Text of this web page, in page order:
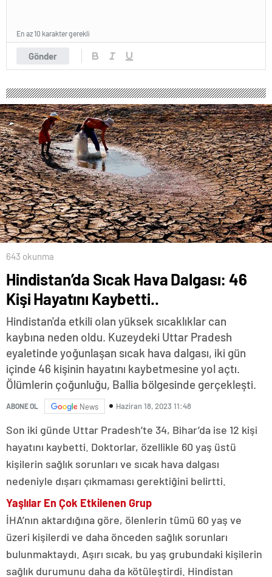
Gönder
En az 10 karakter gerekli
643 okunma
Hindistan’da Sıcak Hava Dalgası: 46
Kişi Hayatını Kaybetti..
Hindistan'da etkili olan yüksek sıcaklıklar can
kaybına neden oldu. Kuzeydeki Uttar Pradesh
eyaletinde yoğunlaşan sıcak hava dalgası, iki gün
içinde 46 kişinin hayatını kaybetmesine yol açtı.
Ölümlerin çoğunluğu, Ballia bölgesinde gerçekleşti.
ABONE OL News Haziran 18, 2023 11:48
Son iki günde Uttar Pradesh’te 34, Bihar’da ise 12 kişi
hayatını kaybetti. Doktorlar, özellikle 60 yaş üstü
kişilerin sağlık sorunları ve sıcak hava dalgası
nedeniyle dışarı çıkmaması gerektiğini belirtti.
Yaşlılar En Çok Etkilenen Grup
İHA’nın aktardığına göre, ölenlerin tümü 60 yaş ve
üzeri kişilerdi ve daha önceden sağlık sorunları
bulunmaktaydı. Aşırı sıcak, bu yaş grubundaki kişilerin
sağlık durumunu daha da kötüleştirdi. Hindistan